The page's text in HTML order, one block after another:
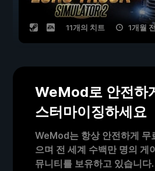
11개의 치트 1개월
WeMod로 안전하
스터마이징하세요
WeMod는 항상 안전하게 무
으며 전 세계 수백만 명의 게
뮤니티를 보유하고 있습니